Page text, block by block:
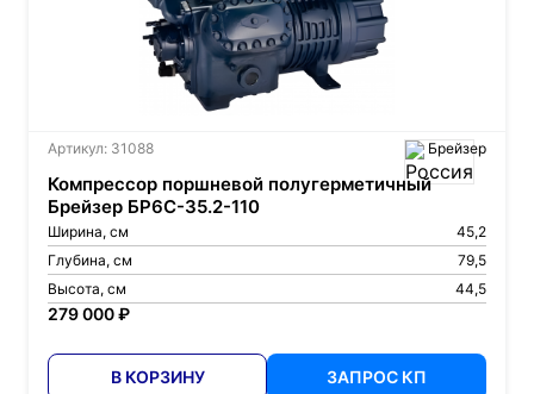
Артикул: 31088 Брейзер
Компрессор поршневой полугерметичный
Брейзер БР6С-35.2-110
Ширина, см
45,2
Глубина, см
79,5
Высота, см
44,5
279 000 ₽
В КОРЗИНУ ЗАПРОС КП